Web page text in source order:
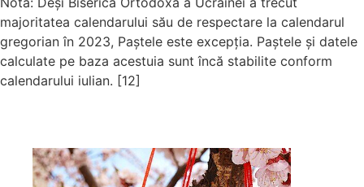
majoritatea calendarului său de respectare la calendarul
gregorian în 2023, Paștele este excepția. Paștele și datele
calculate pe baza acestuia sunt încă stabilite conform
calendarului iulian. [12]